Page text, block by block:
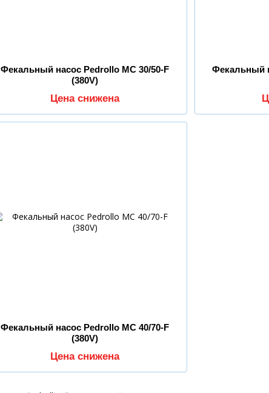
Фекальный насос Pedrollo MC 30/50-F
(380V)
Цена снижена
Фекальный
Фекальный насос Pedrollo MC 40/70-F
(380V)
Цена снижена